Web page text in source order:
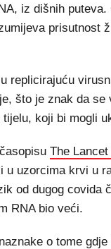
iz dišnih
prisutnost
replicirajuću
što je znak da
koji bi mogli
The
uzorcima krvi u
od dugog covida
RNA bio veći.
o tome